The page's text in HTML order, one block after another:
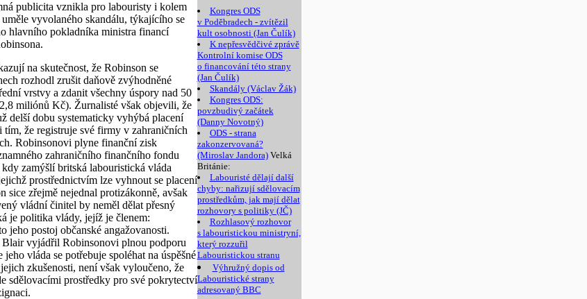
Kongres ODS
v Poděbradech - zvítězil
kult osobnosti (Jan Čulík)
K nepřesvědčivé zprávě
Kontrolní komise ODS
o financování této strany
(Jan Čulík)
Skandály (Václav Žák)
Kongres ODS:
povzbudivý začátek
(Danny Novotný)
ODS - strana
zakonzervovaná?
(Miroslav Jandora)Velká
Británie:
Labouristé dělají další
chyby: nařizují sdělovacím
prostředkům, jak mají dělat
rozhovory s politiky (JČ)
Rozhlasový rozhovor
s labouristickou ministryní,
který rozzuřil
Labouristickou stranu
Výhružný dopis od
Labouristické strany
adresovaný BBC
publicita vznikla pro labouristy i kolem
vyvolaného skandálu, týkajícího se
hlavního pokladníka ministra financí
na skutečnost, že Robinson se
rozhodl zrušit daňově zvýhodněné
vrstvy a zdanit všechny úspory nad 50
miliónů Kč). Žurnalisté však objevili, že
delší dobu systematicky vyhýbá placení
že registruje své firmy v zahraničních
Robinsonovi plyne finanční zisk
zahraničního finančního fondu
zamýšlí britská labouristická vláda
prostřednictvím lze vyhnout se placení
sice zřejmě nejednal protizákonně, avšak
vládní činitel by neměl dělat přesný
je politika vlády, jejíž je členem:
jeho postoj občanské angažovanosti.
Blair vyjádřil Robinsonovi plnou podporu
jeho vláda se potřebuje spoléhat na úspěšné
zkušenosti, není však vyloučeno, že
sdělovacími prostředky pro své pokrytectví